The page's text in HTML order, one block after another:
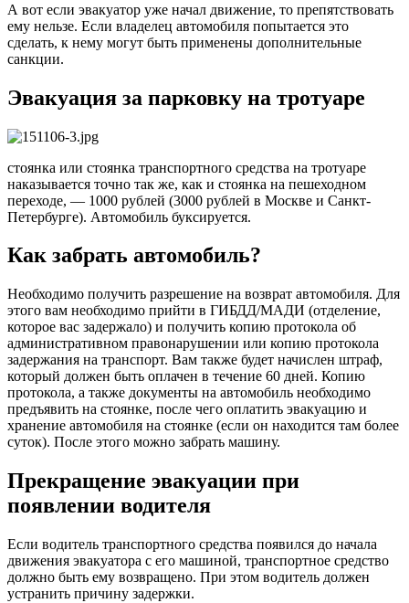
А вот если эвакуатор уже начал движение, то препятствовать
ему нельзе. Если владелец автомобиля попытается это
сделать, к нему могут быть применены дополнительные
санкции.
Эвакуация за парковку на тротуаре
стоянка или стоянка транспортного средства на тротуаре
наказывается точно так же, как и стоянка на пешеходном
переходе, — 1000 рублей (3000 рублей в Москве и Санкт-
Петербурге). Автомобиль буксируется.
Как забрать автомобиль?
Необходимо получить разрешение на возврат автомобиля. Для
этого вам необходимо прийти в ГИБДД/МАДИ (отделение,
которое вас задержало) и получить копию протокола об
административном правонарушении или копию протокола
задержания на транспорт. Вам также будет начислен штраф,
который должен быть оплачен в течение 60 дней. Копию
протокола, а также документы на автомобиль необходимо
предъявить на стоянке, после чего оплатить эвакуацию и
хранение автомобиля на стоянке (если он находится там более
суток). После этого можно забрать машину.
Прекращение эвакуации при
появлении водителя
Если водитель транспортного средства появился до начала
движения эвакуатора с его машиной, транспортное средство
должно быть ему возвращено. При этом водитель должен
устранить причину задержки.